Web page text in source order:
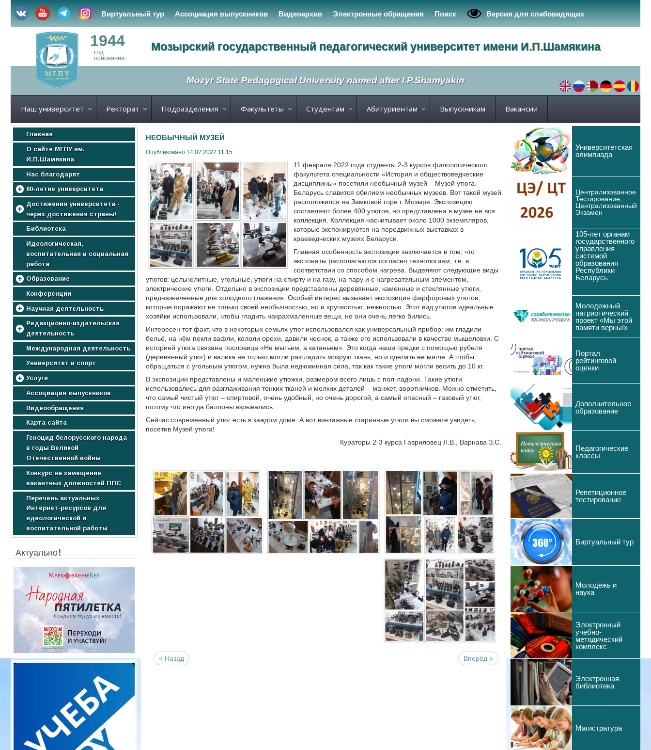
Виртуальный тур Ассоциация выпускников Видеоархив Электронные обращения Поиск Версия для слабовидящих
1944
год
основания
Мозырский государственный педагогический университет имени И.П.Шамякина
Mozyr State Pedagogical University named after I.P.Shamyakin
Наш университет Ректорат Подразделения Факультеты Студентам Абитуриентам Выпускникам Вакансии
Главная
О сайте МГПУ им.
И.П.Шамякина
Нас благодарят
80-летие университета
МГПУ
Нас поздравляют!
Достижения университета -
через достижения страны!
Достижения университета!
Наши студенты на олимпийских
играх
Лучшие спортсмены
Галерея спортивной славы
Библиотека
Идеологическая,
воспитательная и социальная
работа
Образование
Аспирантам
Магистрантам
Преподавателям
Инклюзивное образование
Электронный учебно-
методический комплекс
Электронные версии учебников и
учебных пособий для
учреждений общего среднего
образования (Научно-
методическое учреждение
«Национальный институт
образования» Министерства
образования Республики
Беларусь)
Научные издания
Студентам
Конференции
Научная деятельность
Научно-исследовательский
Аспирантура
Молодежь и наука
Научный журнал «Веснік МДПУ
імя І. П. Шамякіна»
Сборник научных трудов
«Ученые записки МГПУ им.
И.П.Шамякина»
Редакционно-издательская
деятельность
Редакционно-издательский
отдел
Нормативные документы
Авторам изданий
Каталог новых изданий
Международная деятельность
Университет и спорт
Услуги
Услуги
Услуги агропромышленного
комплекса
Услуги в сфере образования и
социальных структурах
Образовательные услуги
Стоимость обучения
Ассоциация выпускников
Видеообращения
Карта сайта
Геноцид белорусского народа
в годы Великой
Отечественной войны
Конкурс на замещение
вакантных должностей ППС
Перечень актуальных
Интернет-ресурсов для
идеологической и
воспитательной работы
Актуально!
НЕОБЫЧНЫЙ МУЗЕЙ
Опубликовано 14.02.2022 11:15
11 февраля 2022 года студенты 2-3 курсов филологического
факультета специальности «История и обществоведческие
дисциплины» посетили необычный музей – Музей утюга.
Беларусь славится обилием необычных музеев. Вот такой музей
расположился на Замковой горе г. Мозыря. Экспозицию
составляют более 400 утюгов, но представлена в музее не вся
коллекция. Коллекция насчитывает около 1000 экземпляров,
которые экспонируются на передвижных выставках в
краеведческих музеях Беларуси.
Главная особенность экспозиции заключается в том, что
экспонаты располагаются согласно технологиям, т.е. в
соответствии со способом нагрева. Выделяют следующие виды
утюгов: цельнолитные, угольные, утюги на спирту и на газу, на пару и с нагревательным элементом,
электрические утюги. Отдельно в экспозиции представлены деревянные, каменные и стеклянные утюги,
предназначенные для холодного глажения. Особый интерес вызывает экспозиция фарфоровых утюгов,
которые поражают не только своей необычностью, но и хрупкостью, нежностью. Этот вид утюгов идеальные
хозяйки использовали, чтобы гладить накрахмаленные вещи, но они очень легко бились.
Интересен тот факт, что в некоторых семьях утюг использовался как универсальный прибор: им гладили
бельё, на нём пекли вафли, кололи орехи, давили чеснок, а также его использовали в качестве мышеловки. С
историей утюга связана пословица «Не мытьем, а катаньем». Это когда наши предки с помощью рубеля
(деревянный утюг) и валика не только могли разгладить мокрую ткань, но и сделать ее мягче. А чтобы
обращаться с угольным утюгом, нужна была недюжинная сила, так как такие утюги могли весить до 10 кг.
В экспозиции представлены и маленькие утюжки, размером всего лишь с пол-ладони. Такие утюги
использовались для разглаживания тонких тканей и мелких деталей – манжет, воротничков. Можно отметить,
что самый чистый утюг – спиртовой, очень удобный, но очень дорогой, а самый опасный – газовый утюг,
потому что иногда баллоны взрывались.
Сейчас современный утюг есть в каждом доме. А вот винтажные старинные утюги вы сможете увидеть,
посетив Музей утюга!
Кураторы 2-3 курса Гавриловец Л.В., Варнава З.С.
< Назад Вперёд >
Университетская
олимпиада
Централизованное
Тестирование,
Централизованный
Экзамен
105-лет органам
государственного
управления
системой
образования
Республики
Беларусь
Молодежный
патриотический
проект «Мы этой
памяти верны!»
Портал
рейтинговой
оценки
Дополнительное
образование
Педагогические
классы
Репетиционное
тестирование
Виртуальный тур
Молодёжь и
наука
Электронный
учебно-
методический
комплекс
Электронная
библиотека
Магистратура